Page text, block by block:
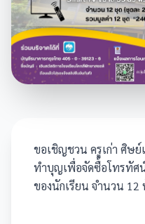
ขอเชิญชวน ครูเก่า ศิษย์
ทำบุญเพื่อจัดซื้อโทรทัศ
ของนักเรียน จำนวน 12